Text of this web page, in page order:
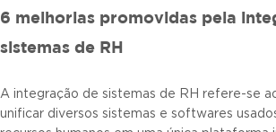
6 melhorias promovidas pela
sistemas de RH
A integração de sistemas de RH refere-se
unificar diversos sistemas e softwares